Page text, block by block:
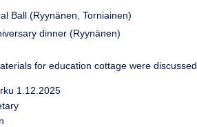
Ball (Ryynänen, Torniainen)
dinner (Ryynänen)
for education cottage were discussed.
1.12.2025